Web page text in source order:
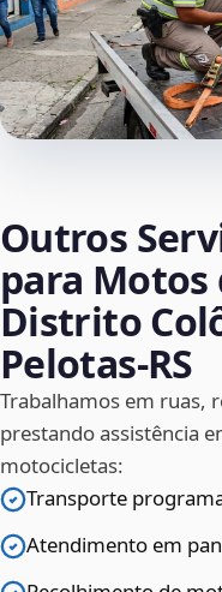
Outros
para Motos
Distrito
Pelotas‑RS
Trabalhamos em ruas,
prestando assistência
motocicletas:
Transporte
Atendimento em